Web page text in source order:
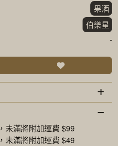
果酒
伯樂星
-
，未滿將附加運費 $99
，未滿將附加運費 $49